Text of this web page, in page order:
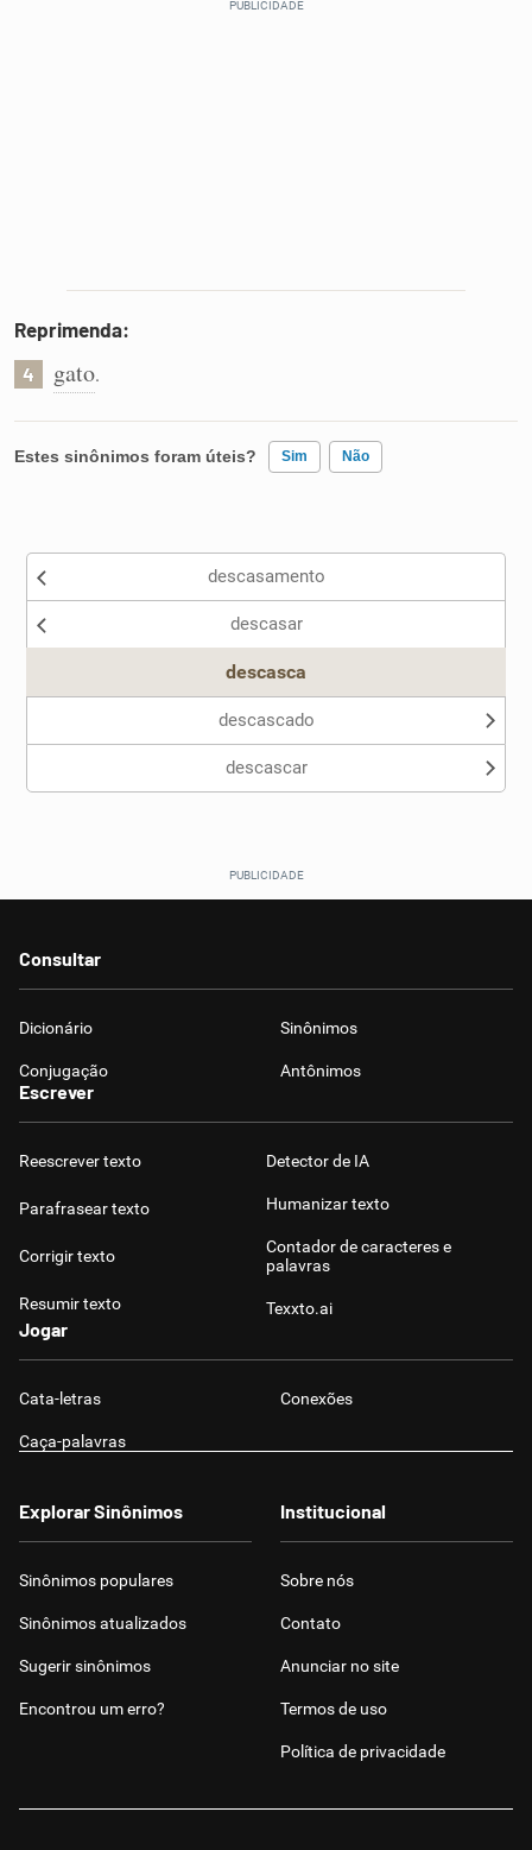
Reprimenda:
4 gato.
Estes sinônimos foram úteis? Sim Não
Nenhum dos sinônimos apresentados me ajudou
descasamento
descasar
descasca
descascado
descascar
Consultar
Dicionário Sinônimos
Conjugação Antônimos
Escrever
Reescrever texto
Parafrasear texto
Corrigir texto
Resumir texto
Detector de IA
Humanizar texto
Contador de caracteres e
palavras
Texxto.ai
Jogar
Cata-letras Conexões
Caça-palavras
Explorar Sinônimos
Sinônimos populares
Sinônimos atualizados
Sugerir sinônimos
Encontrou um erro?
Institucional
Sobre nós
Contato
Anunciar no site
Termos de uso
Política de privacidade